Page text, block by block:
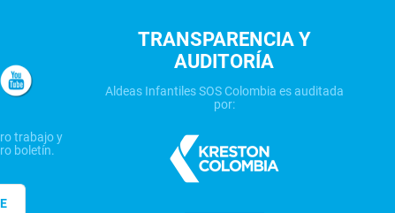
trabajo y
boletín.
TRANSPARENCIA Y
AUDITORÍA
Aldeas Infantiles SOS Colombia es auditada
por: